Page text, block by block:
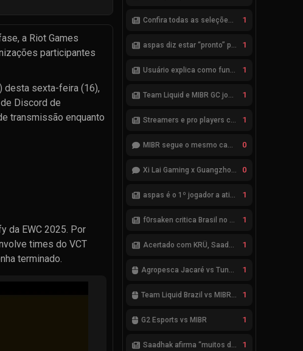
a Riot Games
participantes
desta sexta-feira (16),
Discord de
transmissão enquanto
da EWC 2025. Por
times do VCT
terminado.
Confira todas as seleções de VALORANT para a ENC 2026 1
aspas diz estar “pronto” para seleção brasileira de VALORANT 1
Usuário explica como funciona esquema de bets no VALORANT 1
Team Liquid e MIBR GC jogarão a Fase de Acesso do VCB 2026 1
Streamers e pro players criticam ranqueadas de VALORANT 1
MIBR segue o mesmo caminho da RRQ no Kickoff? Bom começo, mas risco de eliminação hoje 0
Xi Lai Gaming x Guangzhou Huadu Bilibili Gaming (Bilibili Gaming) 0
aspas é o 1º jogador a atingir saldo positivo de 1 mil kills no VCT 1
f0rsaken critica Brasil no VALORANT: “Ninguém mais leva a sério” 1
Acertado com KRÜ, Saadhak se envolve em polêmica com keznit 1
Agropesca Jacaré vs Tung Tung Tung Sahur 1
Team Liquid Brazil vs MIBR GC 1
G2 Esports vs MIBR 1
Saadhak afirma “muitos desafios, dentro e fora do servidor” sobre a jornada até a classificação 1